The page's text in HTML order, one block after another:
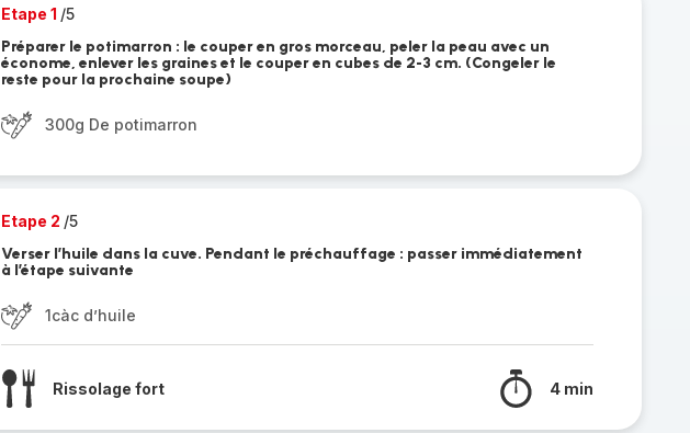
Etape 1 /5
Préparer le potimarron : le couper en gros morceau, peler la peau avec un
économe, enlever les graines et le couper en cubes de 2-3 cm. (Congeler le
reste pour la prochaine soupe)
300g De potimarron
Etape 2 /5
Verser l’huile dans la cuve. Pendant le préchauffage : passer immédiatement
à l’étape suivante
1càc d’huile
Rissolage fort 4 min